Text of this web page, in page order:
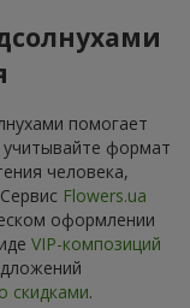
помогает
формат
человека,
Flowers.ua
оформлении
VIP-композиций
скидками.